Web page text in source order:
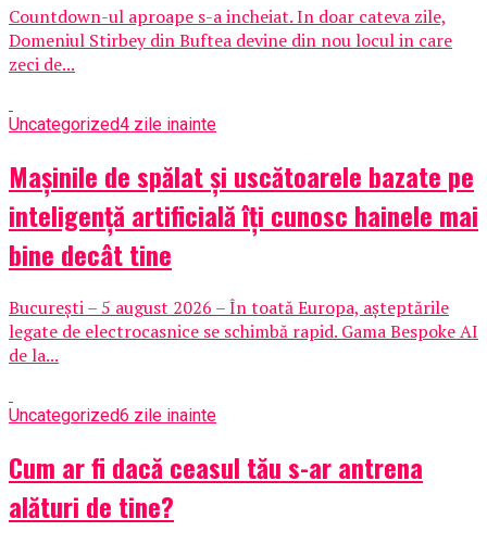
Countdown-ul aproape s-a incheiat. In doar cateva zile,
Domeniul Stirbey din Buftea devine din nou locul in care
zeci de...
Uncategorized4 zile inainte
Mașinile de spălat și uscătoarele bazate pe
inteligență artificială îți cunosc hainele mai
bine decât tine
București – 5 august 2026 – În toată Europa, așteptările
legate de electrocasnice se schimbă rapid. Gama Bespoke AI
de la...
Uncategorized6 zile inainte
Cum ar fi dacă ceasul tău s-ar antrena
alături de tine?